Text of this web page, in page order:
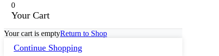
0
Your Cart
Your cart is emptyReturn to Shop
Continue Shopping